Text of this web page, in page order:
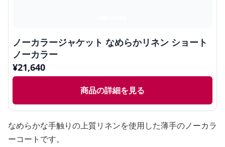
ノーカラージャケット なめらかリネン ショート
ノーカラー
¥21,640
商品の詳細を見る
なめらかな手触りの上質リネンを使用した薄手のノーカラ
ーコートです。